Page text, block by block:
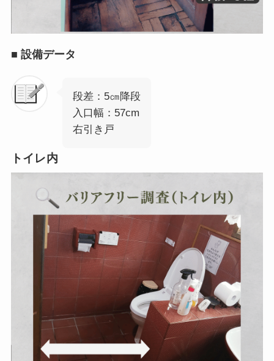
■ 設備データ
段差：5㎝降段
入口幅：57cm
右引き戸
トイレ内